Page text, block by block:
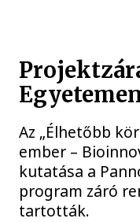
Az „Élhetőbb
ember –
kutatása a
program záró
tartották.